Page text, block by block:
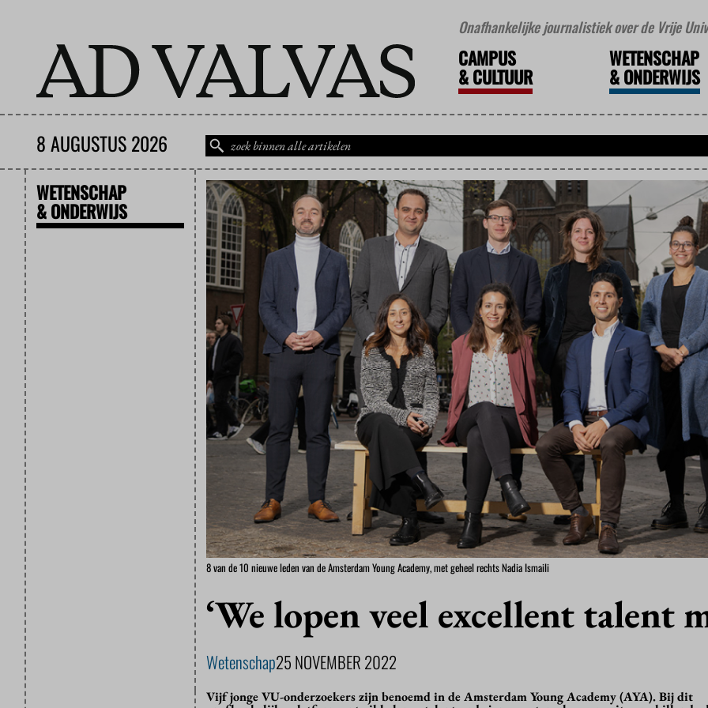
Onafhankelijke journalistiek over de Vrije
CAMPUS
&CULTUUR
WETENSCHAP
&ONDERWIJS
8 AUGUSTUS 2026
WETENSCHAP
& ONDERWIJS
8 van de 10 nieuwe leden van de Amsterdam Young Academy, met geheel rechts Nadia Ismaili
‘We lopen veel excellent talent
Wetenschap25 NOVEMBER 2022
Vijf jonge VU-onderzoekers zijn benoemd in de Amsterdam Young Academy (AYA). Bij dit